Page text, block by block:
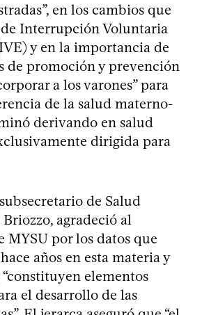
en los cambios que
Interrupción Voluntaria
y en la importancia de
de promoción y prevención
a los varones” para
de la salud materno-
derivando en salud
dirigida para
de Salud
agradeció al
MYSU por los datos que
años en esta materia y
elementos
el desarrollo de las